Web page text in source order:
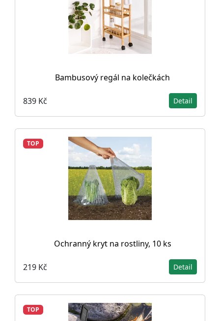
Bambusový regál na kolečkách
839 Kč Detail
TOP
Ochranný kryt na rostliny, 10 ks
219 Kč Detail
TOP